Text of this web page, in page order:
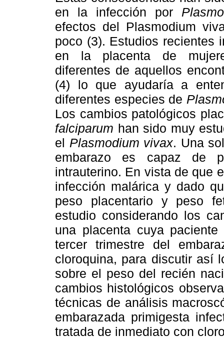
en la infección por
efectos del Plasmodium
poco (3). Estudios recientes
en la placenta de
diferentes de aquellos
(4) lo que ayudaría a
diferentes especies de
Los cambios patológicos
falciparum han sido muy
el Plasmodium vivax. Una
embarazo es capaz de
intrauterino. En vista de que
infección malárica y dado
peso placentario y peso
estudio considerando los
una placenta cuya
tercer trimestre del
cloroquina, para discutir así
sobre el peso del recién
cambios histológicos
técnicas de análisis
embarazada primigesta
tratada de inmediato con